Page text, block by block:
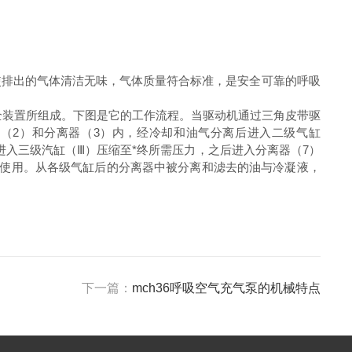
出的气体清洁无味，气体质量符合标准，是安全可靠的呼吸
置所组成。下图是它的工作流程。当驱动机通过三角皮带驱
2）和分离器（3）内，经冷却和油气分离后进入二级气缸
三级汽缸（Ⅲ）压缩至*终所需压力，之后进入分离器（7）
。从各级气缸后的分离器中被分离和滤去的油与冷凝液，
下一篇： mch36呼吸空气充气泵的机械特点